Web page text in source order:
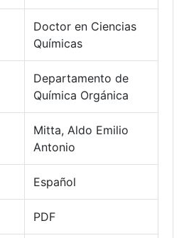
Doctor en Ciencias
Químicas
Departamento de
Química Orgánica
Mitta, Aldo Emilio
Antonio
Español
PDF